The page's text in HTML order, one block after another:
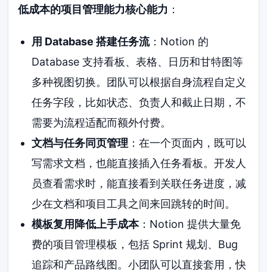
低成本的项目管理能力核心能力 ：
用 Database 搭建任务流：Notion 的
Database 支持看板、表格、日历和甘特图等
多种视图切换。团队可以根据自身流程自定义
任务字段，比如状态、负责人和截止日期，不
需要为流程适配而额外付费。
文档与任务同页管理 ：在一个页面内，既可以
写需求文档，也能直接插入任务看板。开发人
员查看需求时，能直接看到关联任务进度，减
少在文档和项目工具之间来回跳转的时间。
模板复用降低上手成本：Notion 提供大量免
费的项目管理模板，包括 Sprint 规划、Bug
追踪和产品路线图。小团队可以直接套用，快